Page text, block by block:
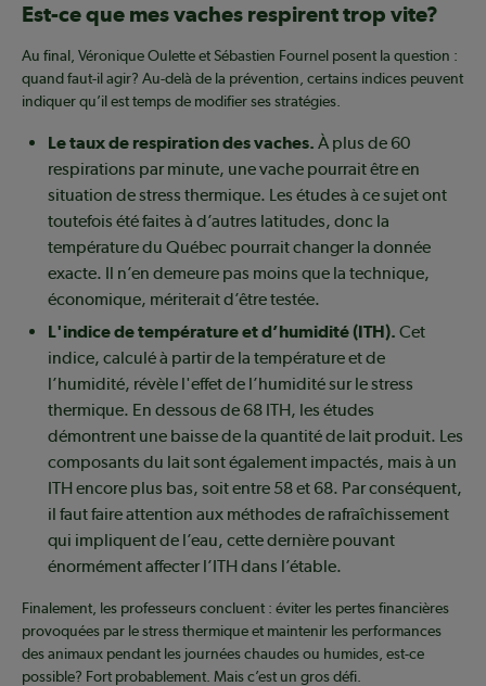
Est-ce que mes vaches respirent trop vite?
Au final, Véronique Oulette et Sébastien Fournel posent la question :
quand faut-il agir? Au-delà de la prévention, certains indices peuvent
indiquer qu’il est temps de modifier ses stratégies.
Le taux de respiration des vaches. À plus de 60
respirations par minute, une vache pourrait être en
situation de stress thermique. Les études à ce sujet ont
toutefois été faites à d’autres latitudes, donc la
température du Québec pourrait changer la donnée
exacte. Il n’en demeure pas moins que la technique,
économique, mériterait d’être testée.
L'indice de température et d’humidité (ITH). Cet
indice, calculé à partir de la température et de
l’humidité, révèle l'effet de l’humidité sur le stress
thermique. En dessous de 68 ITH, les études
démontrent une baisse de la quantité de lait produit. Les
composants du lait sont également impactés, mais à un
ITH encore plus bas, soit entre 58 et 68. Par conséquent,
il faut faire attention aux méthodes de rafraîchissement
qui impliquent de l’eau, cette dernière pouvant
énormément affecter l’ITH dans l’étable.
Finalement, les professeurs concluent : éviter les pertes financières
provoquées par le stress thermique et maintenir les performances
des animaux pendant les journées chaudes ou humides, est-ce
possible? Fort probablement. Mais c’est un gros défi.